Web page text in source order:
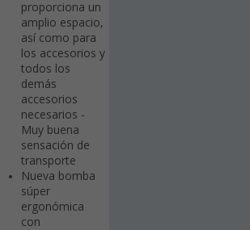
proporciona un
amplio espacio,
así como para
los accesorios y
todos los
demás
accesorios
necesarios -
Muy buena
sensación de
transporte
Nueva bomba
súper
ergonómica
con